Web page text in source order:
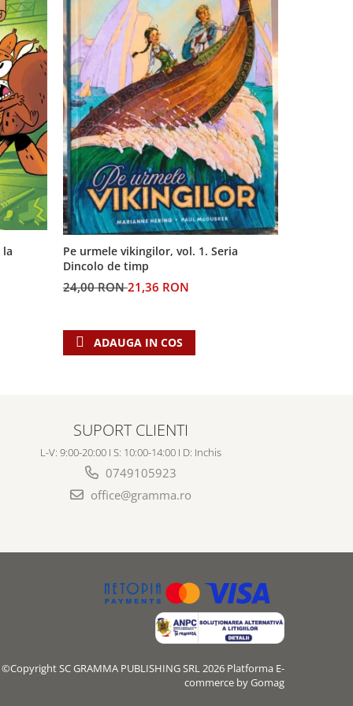
Pe urmele vikingilor, vol. 1. Seria
Dincolo de timp
24,00 RON21,36 RON
ADAUGA IN COS
SUPORT CLIENTI
L-V: 9:00-20:00 I S: 10:00-14:00 I D: Inchis
0749105923
office@gramma.ro
©Copyright SC GRAMMA PUBLISHING SRL 2026 Platforma E-
commerce by Gomag